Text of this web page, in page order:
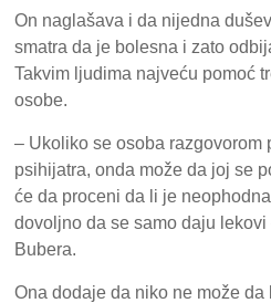
On naglašava i da nijedna
smatra da je bolesna i zato
Takvim ljudima najveću pomoć
osobe.
– Ukoliko se osoba razgovorom
psihijatra, onda može da joj se
će da proceni da li je
dovoljno da se samo daju
Bubera.
Ona dodaje da niko ne može